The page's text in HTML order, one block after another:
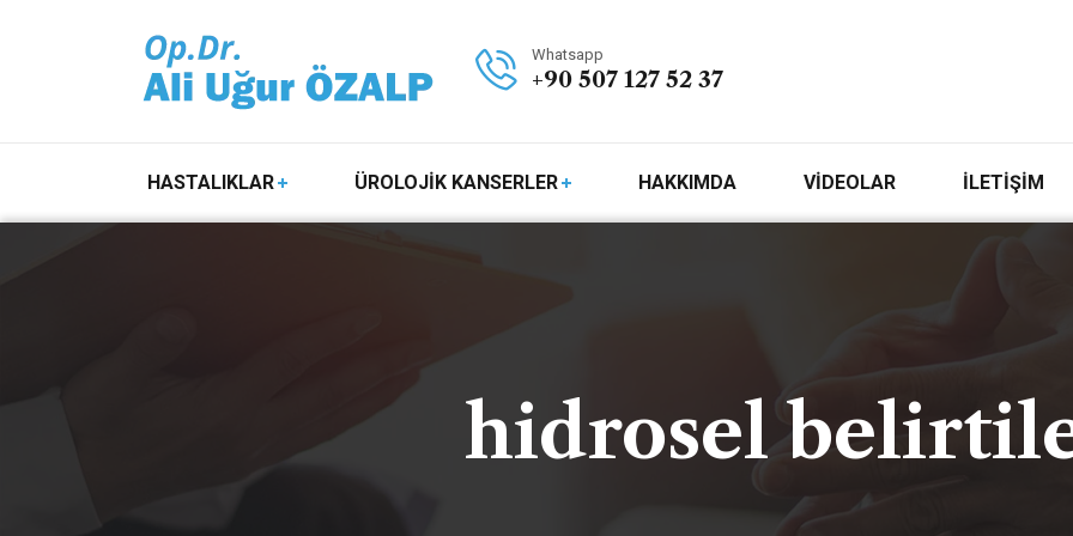
Whatsapp
+90 507 127 52 37
HASTALIKLAR ÜROLOJİK KANSERLER HAKKIMDA VİDEOLAR İLETİŞİM
hidrosel